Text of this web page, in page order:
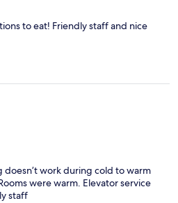
to eat! Friendly staff and nice
work during cold to warm
were warm. Elevator service
staff